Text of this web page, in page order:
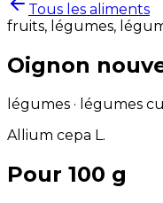
Tous les aliments
fruits, légumes,
Oignon
légumes · légumes
Allium cepa L.
Pour 100 g